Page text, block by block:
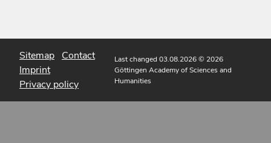
Sitemap Contact
Imprint
Privacy policy
Last changed 03.08.2026© 2026
Göttingen Academy of Sciences and
Humanities